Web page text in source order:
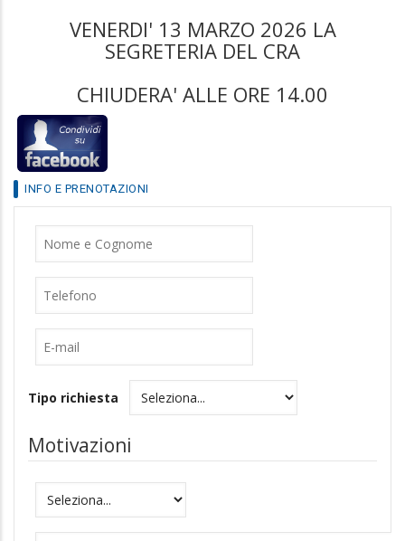
VENERDI' 13 MARZO 2026 LA
SEGRETERIA DEL CRA
CHIUDERA' ALLE ORE 14.00
INFO E PRENOTAZIONI
Telefono
Tipo richiesta
Motivazioni
Motivazioni